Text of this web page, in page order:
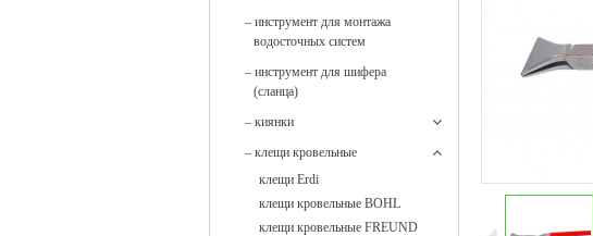
– инструмент для монтажа
водосточных систем
– инструмент для шифера
(сланца)
– киянки
– клещи кровельные
клещи Erdi
клещи кровельные BOHL
клещи кровельные FREUND